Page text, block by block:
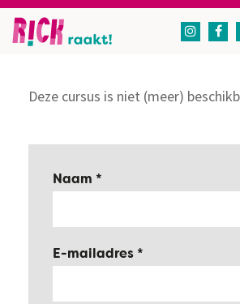
 
Deze cursus is niet (meer)
Naam
E-mailadres